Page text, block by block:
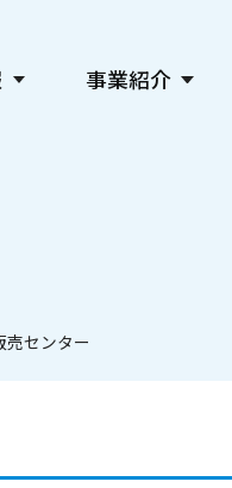
事業紹介
売センター